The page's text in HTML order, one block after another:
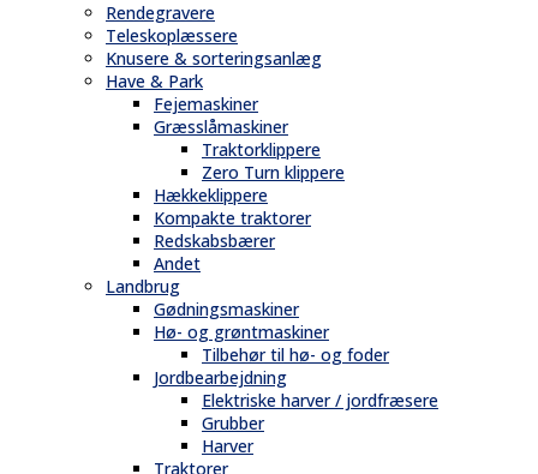
Rendegravere
Teleskoplæssere
Knusere & sorteringsanlæg
Have & Park
Fejemaskiner
Græsslåmaskiner
Traktorklippere
Zero Turn klippere
Hækkeklippere
Kompakte traktorer
Redskabsbærer
Andet
Landbrug
Gødningsmaskiner
Hø- og grøntmaskiner
Tilbehør til hø- og foder
Jordbearbejdning
Elektriske harver / jordfræsere
Grubber
Harver
Traktorer